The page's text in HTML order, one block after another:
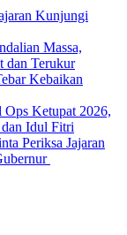
Kunjungi
Massa,
dan Terukur
Kebaikan
Ops Ketupat 2026,
dan Idul Fitri
Periksa Jajaran